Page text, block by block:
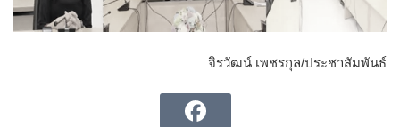
จิรวัฒน์ เพชรกุล/ประชาสัมพันธ์